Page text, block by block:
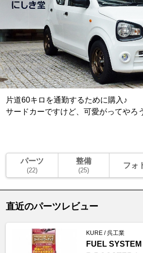
片道60キロを通勤するために購入♪
サードカーですけど、可愛がってやろ
パーツ
(22)
整備
(25)
フォ
直近のパーツレビュー
KURE / 呉工業
FUEL